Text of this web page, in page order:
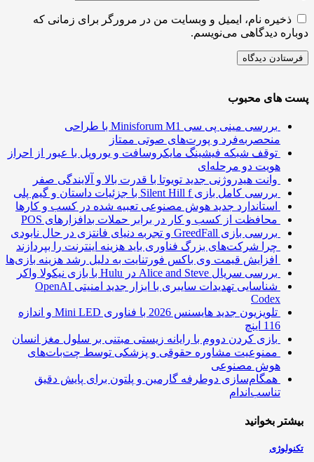
ذخیره نام، ایمیل و وبسایت من در مرورگر برای زمانی که
دیدگاهی می‌نویسم.
های محبوب
بررسی مینی پی ‌سی Minisforum M1 با طراحی
منحصربه‌فرد و پورت‌های صوتی ممتاز
توقف شبکه فیشینگ مایکروسافت و یوروپل با عبور از احراز
هویت دو مرحله‌ای
وانت هیدروژنی جدید تویوتا با قدرت بالا و آلایندگی صفر
بررسی کامل بازی Silent Hill f با جزئیات داستان و گیم پلی
استاندارد جدید هوش مصنوعی تعبیه شده در کسب و کارها
محافظت از کسب و کار در برابر حملات بدافزارهای POS
بررسی بازی GreedFall و تجربه دنیای فانتزی در حال نابودی
چرا شرکت‌های بزرگ فناوری باید هزینه اینترنت را بپردازند
افزایش قیمت وی باکس فورتنایت به دلیل رشد هزینه بازی‌ها
بررسی سریال Alice and Steve در Hulu با بازی نیکولا واکر
شناسایی تهدیدات سایبری با ابزار جدید امنیتی OpenAI
Codex
تلویزیون جدید هایسنس 2026 با فناوری Mini LED و اندازه
بازی کردن دووم با رایانه زیستی مبتنی بر سلول مغز انسان
ممنوعیت مشاوره حقوقی و پزشکی توسط چت‌بات‌های
هوش مصنوعی
همگام‌سازی دوطرفه گارمین و پلتون برای پایش دقیق
تناسب‌اندام
بخوانید